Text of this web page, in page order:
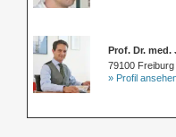
Prof. Dr.
79100 Freiburg
» Profil